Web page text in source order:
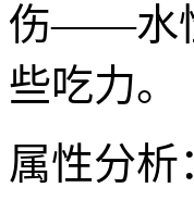
伤——水
些吃力。
属性分析